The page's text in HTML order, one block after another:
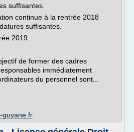
suffisantes.
continue à la rentrée 2018
suffisantes.
2019.
de former des cadres
immédiatement
du personnel sont...
guyane.fr